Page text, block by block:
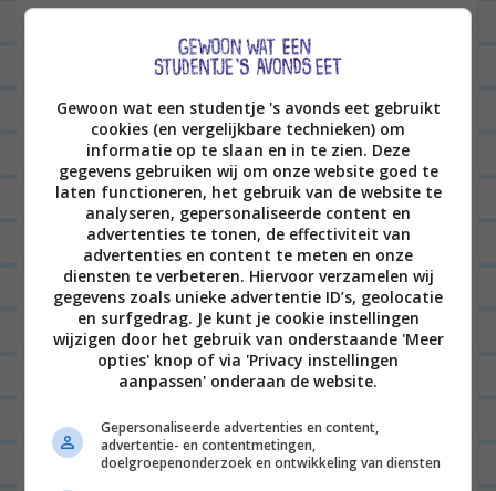
Hij stond tegen het hekje aan en hield zich goed
vast met z’n kleine vingertjes om de spijlen van het
hek. Z’n schoenen vond ‘ie eerst nog wat
onwennig, maar na een minuut of 10 heeft ‘ie er
zelfs even een stukje op gelopen (aan de hand). Jan
gaf de dieren wat gras en Morris vond het ‘t
einnnnnde. Alle hertjes, geitjes en schapen die
dichterbij kwamen… Hij wilde zelf ook maar wat
graag gras geven aan de beesten en begon zélfs
zelf plukjes gras te plukken van de grond. Oooh,
wat was ik INTENS gelukkig in de hele situatie.
Gewoon wat een studentje 's avonds eet gebruikt
cookies (en vergelijkbare technieken) om
informatie op te slaan en in te zien. Deze
gegevens gebruiken wij om onze website goed te
laten functioneren, het gebruik van de website te
analyseren, gepersonaliseerde content en
advertenties te tonen, de effectiviteit van
advertenties en content te meten en onze
diensten te verbeteren. Hiervoor verzamelen wij
gegevens zoals unieke advertentie ID’s, geolocatie
en surfgedrag. Je kunt je cookie instellingen
wijzigen door het gebruik van onderstaande 'Meer
opties' knop of via 'Privacy instellingen
aanpassen' onderaan de website.
Gepersonaliseerde advertenties en content,
advertentie- en contentmetingen,
doelgroepenonderzoek en ontwikkeling van diensten